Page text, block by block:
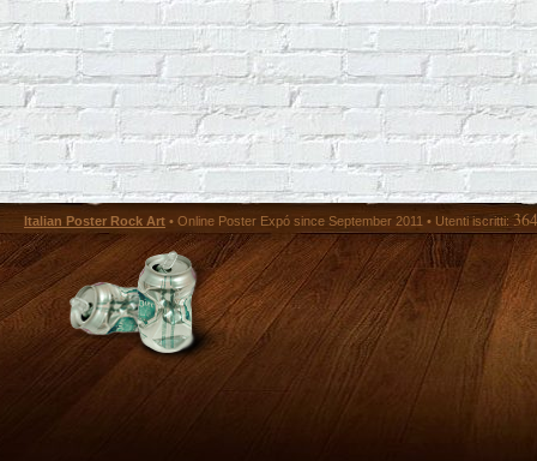
Italian Poster Rock Art • Online Poster Expó since September 2011 • Utenti iscritti: 364